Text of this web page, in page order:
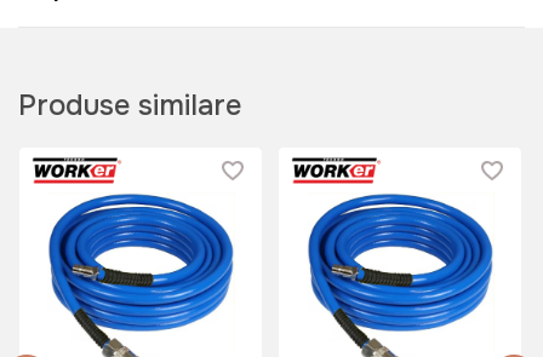
Produse similare